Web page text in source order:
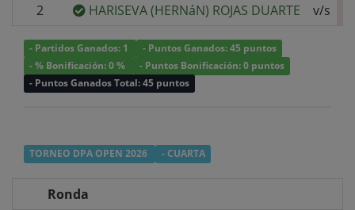
2
HARISEVA (HERNáN) ROJAS DUARTE v/s
- Partidos Ganados: 1
- Puntos Ganados: 45 puntos
- % Bonificación: 0 %
- Puntos Bonificación: 0 puntos
- Puntos Ganados Total: 45 puntos
TORNEO DPA OPEN 2026 - CUARTA
Ronda